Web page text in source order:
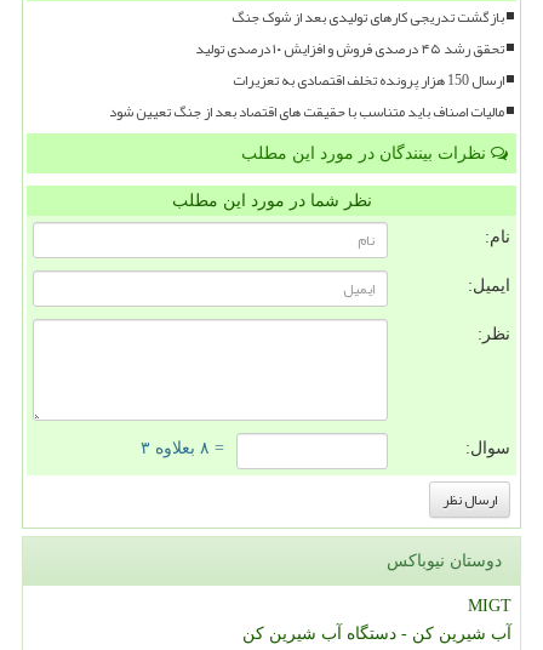
بازگشت تدریجی کارهای تولیدی بعد از شوک جنگ
تحقق رشد ۴۵ درصدی فروش و افزایش ۱۰ درصدی تولید
ارسال 150 هزار پرونده تخلف اقتصادی به تعزیرات
مالیات اصناف باید متناسب با حقیقت های اقتصاد بعد از جنگ تعیین شود
نظرات بینندگان در مورد این مطلب
نظر شما در مورد این مطلب
نام:
ایمیل:
نظر:
سوال: = ۸ بعلاوه ۳
دوستان نیوباکس
MIGT
آب شیرین کن - دستگاه آب شیرین کن